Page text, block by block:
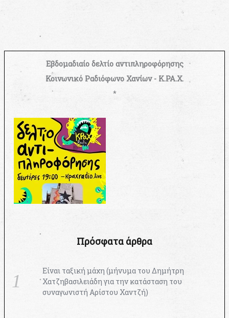
Εβδομαδιαίο δελτίο αντιπληροφόρησης
Κοινωνικό Ραδιόφωνο Χανίων - Κ.ΡΑ.Χ.
*
Πρόσφατα άρθρα
Είναι ταξική μάχη (μήνυμα του Δημήτρη
Χατζηβασιλειάδη για την κατάσταση του
συναγωνιστή Αρίστου Χαντζή)